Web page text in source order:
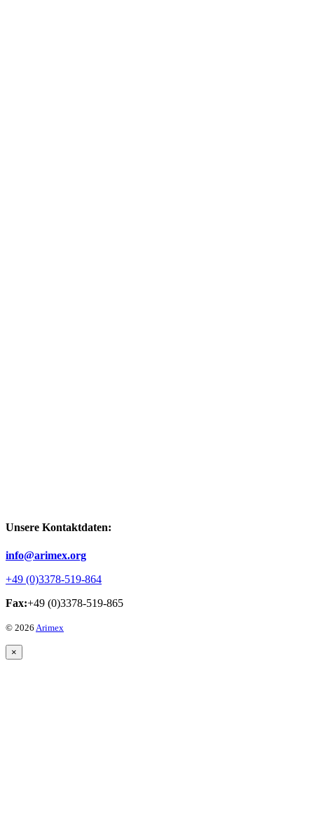
Unsere Kontaktdaten:
info@arimex.org
+49 (0)3378-519-864
Fax:+49 (0)3378-519-865
© 2026 Arimex
×